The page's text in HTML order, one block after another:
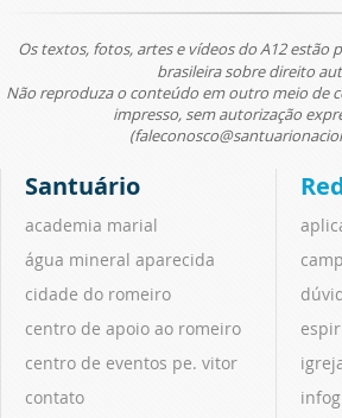
Os textos, fotos, artes e vídeos do A12 estão
brasileira sobre direito
Não reproduza o conteúdo em outro meio de
impresso, sem autorização
Santuário
academia marial
água mineral aparecida
cidade do romeiro
centro de apoio ao romeiro
centro de eventos pe. vitor
contato